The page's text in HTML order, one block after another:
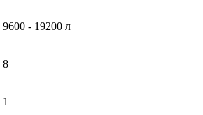
9600 - 19200 л
8
1